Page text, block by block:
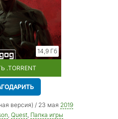
14,9 Гб
.TORRENT
версия) / 23 мая 2019
, Quest, Папка игры